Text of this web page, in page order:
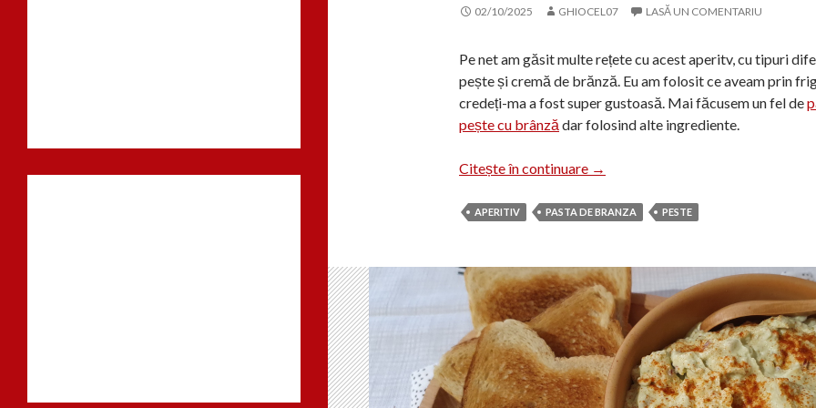
02/10/2025 GHIOCEL07 LASĂ UN COMENTARIU
Pe net am găsit multe rețete cu acest aperitv, cu tipuri
pește și cremă de brănză. Eu am folosit ce aveam prin
credeți-ma a fost super gustoasă. Mai făcusem un fel de
pește cu brânză dar folosind alte ingrediente.
Citește în continuare Aperitiv cu pește și cremă de brănză
→
APERITIV PASTA DE BRANZA PESTE